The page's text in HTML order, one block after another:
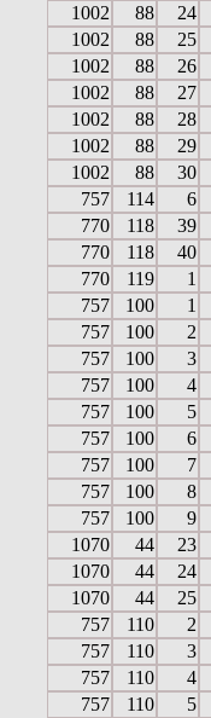
1002
88
24
1002
88
25
1002
88
26
1002
88
27
1002
88
28
1002
88
29
1002
88
30
757
114
6
770
118
39
770
118
40
770
119
1
757
100
1
757
100
2
757
100
3
757
100
4
757
100
5
757
100
6
757
100
7
757
100
8
757
100
9
1070
44
23
1070
44
24
1070
44
25
757
110
2
757
110
3
757
110
4
757
110
5